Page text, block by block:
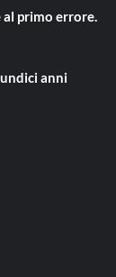
al primo errore.
anni